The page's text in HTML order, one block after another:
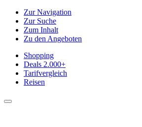
Zur Navigation
Zur Suche
Zum Inhalt
Zu den Angeboten
Shopping
Deals 2.000+
Tarifvergleich
Reisen